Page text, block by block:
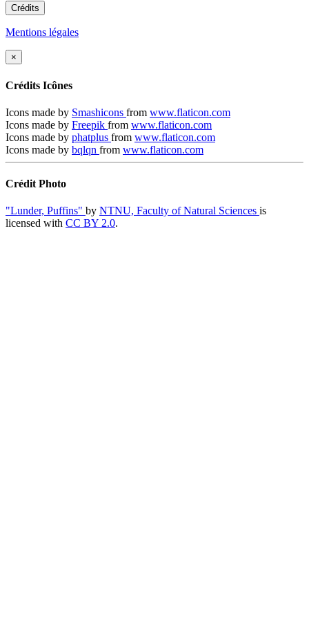
Crédits
Mentions légales
×
Crédits Icônes
Icons made by Smashicons from www.flaticon.com
Icons made by Freepik from www.flaticon.com
Icons made by phatplus from www.flaticon.com
Icons made by bqlqn from www.flaticon.com
Crédit Photo
"Lunder, Puffins" by NTNU, Faculty of Natural Sciences is
licensed with CC BY 2.0.